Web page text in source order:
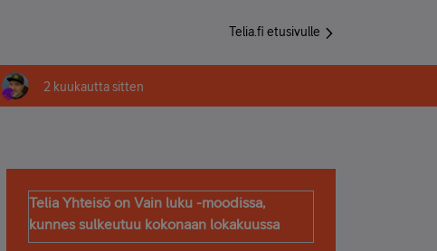
Telia.fi etusivulle
2 kuukautta sitten
Telia Yhteisö on Vain luku -moodissa,
kunnes sulkeutuu kokonaan lokakuussa